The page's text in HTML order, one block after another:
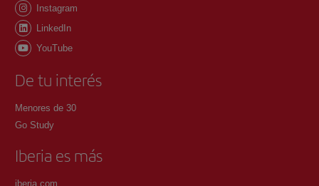
Instagram
LinkedIn
YouTube
De tu interés
Menores de 30
Go Study
Iberia es más
iberia.com